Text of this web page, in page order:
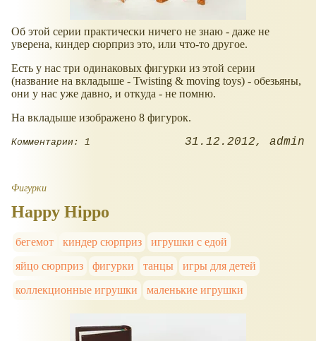
Об этой серии практически ничего не знаю - даже не
уверена, киндер сюрприз это, или что-то другое.
Есть у нас три одинаковых фигурки из этой серии
(название на вкладыше - Twisting & moving toys) - обезьяны,
они у нас уже давно, и откуда - не помню.
На вкладыше изображено 8 фигурок.
Комментарии: 1 31.12.2012 admin
Фигурки
Happy Hippo
бегемот киндер сюрприз
игрушки с едой
яйцо сюрприз
фигурки танцы
игры для детей
коллекционные игрушки
маленькие игрушки